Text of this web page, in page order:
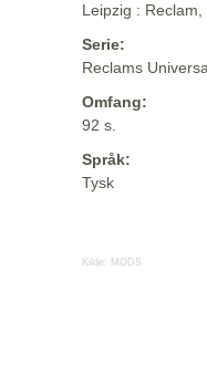
Leipzig : Reclam,
Serie:
Reclams
Omfang:
92 s.
Språk:
Tysk
Kilde: MODS